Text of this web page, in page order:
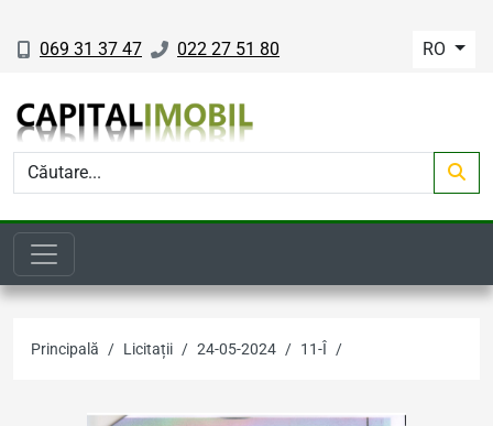
069 31 37 47 022 27 51 80 RO
Principală Licitații 24-05-2024 11-Î